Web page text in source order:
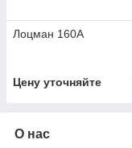
Лоцман 160А
Цену уточняйте
О нас